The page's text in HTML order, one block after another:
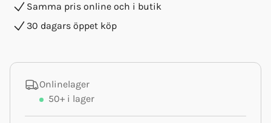
Samma pris online och i butik
30 dagars öppet köp
Onlinelager
50+ i lager